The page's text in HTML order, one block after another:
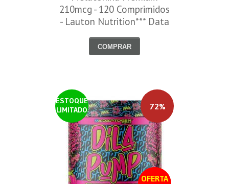
210mcg - 120 Comprimidos
- Lauton Nutrition*** Data
COMPRAR
ESTOQUE
LIMITADO
OFERTA
72%